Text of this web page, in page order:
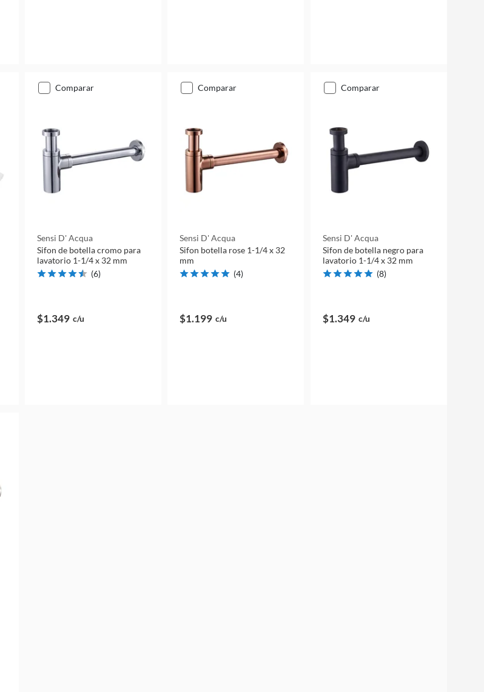
comparar
Sensi D' Acqua
Sifon de botella cromo para
lavatorio 1-1/4 x 32 mm
(6)
$1.349 c/u
comparar
Sensi D' Acqua
Sifon botella rose 1-1/4 x 32
mm
(4)
$1.199 c/u
comparar
Sensi D' Acqua
Sifon de botella negro para
lavatorio 1-1/4 x 32 mm
(8)
$1.349 c/u